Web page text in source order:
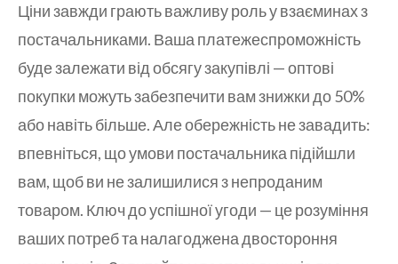
Ціни завжди грають важливу роль у взаєминах з
постачальниками. Ваша платежеспроможність
буде залежати від обсягу закупівлі — оптові
покупки можуть забезпечити вам знижки до 50%
або навіть більше. Але обережність не завадить:
впевніться, що умови постачальника підійшли
вам, щоб ви не залишилися з непроданим
товаром. Ключ до успішної угоди — це розуміння
ваших потреб та налагоджена двостороння